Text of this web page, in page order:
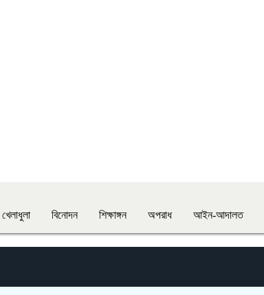
খেলাধুলা বিনোদন শিক্ষাঙ্গন অপরাধ আইন-আদালত